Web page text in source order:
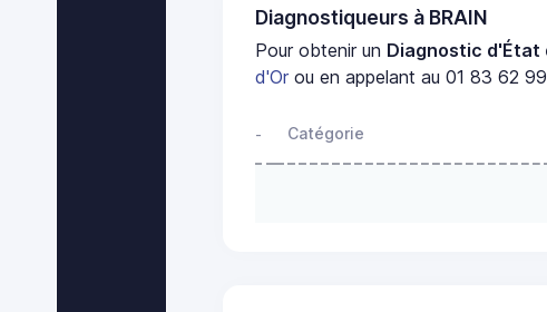
Diagnostiqueurs à BRAIN
Pour obtenir un Diagnostic d'État
d'Or ou en appelant au 01 83 62
- Catégorie